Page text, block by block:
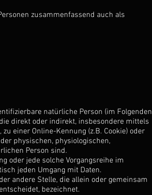
zusammenfassend auch als
natürliche Person (im Folgenden
direkt oder indirekt, insbesondere mittels
einer Online-Kennung (z.B. Cookie) oder
physischen, physiologischen,
Person sind.
oder jede solche Vorgangsreihe im
jeden Umgang mit Daten.
andere Stelle, die allein oder gemeinsam
bezeichnet.